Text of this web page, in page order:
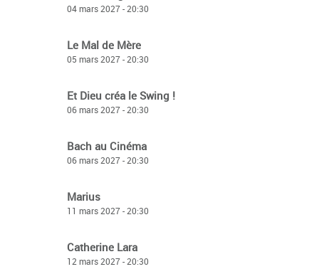
04 mars 2027 - 20:30
Le Mal de Mère
05 mars 2027 - 20:30
Et Dieu créa le Swing !
06 mars 2027 - 20:30
Bach au Cinéma
06 mars 2027 - 20:30
Marius
11 mars 2027 - 20:30
Catherine Lara
12 mars 2027 - 20:30